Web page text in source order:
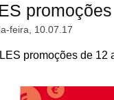
feira, 10.07.17
promoções de 12